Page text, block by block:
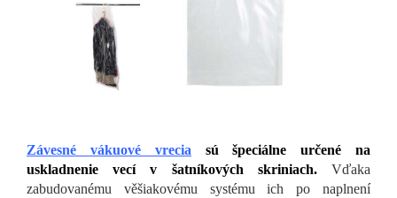
Závesné vákuové vrecia
sú špeciálne určené na
uskladnenie vecí v šatníkových skriniach.
Vďaka
zabudovanému věšiakovému systému ich po naplnení